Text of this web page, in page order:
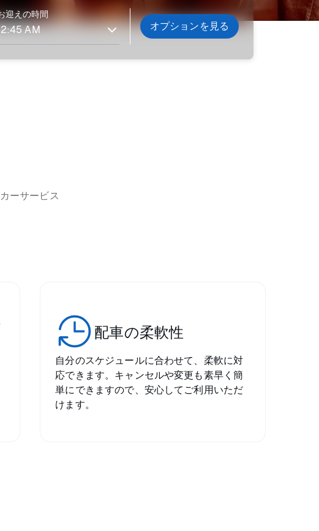
迎えの時間
オプションを見る
ーサービス
配車の柔軟性
自分のスケジュールに合わせて、柔軟に対
応できます。キャンセルや変更も素早く簡
単にできますので、安心してご利用いただ
けます。